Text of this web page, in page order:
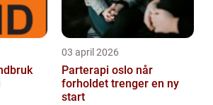
03 april 2026
Parterapi oslo når
forholdet trenger en ny
start